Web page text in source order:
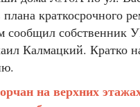
краткосрочного
сообщил собственник
Калмацкий. Кратко
на верхних